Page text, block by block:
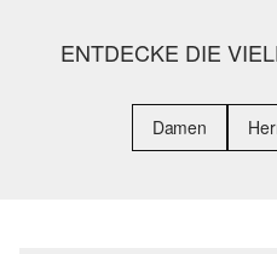
ENTDECKE DIE
Damen